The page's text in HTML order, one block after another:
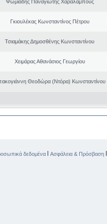
Ψωμιάδης Παναγιώτης Χαραλάμπους
Γκιουλέκας Κωνσταντίνος Πέτρου
Τσιαμάκης Δημοσθένης Κωνσταντίνου
Χειμάρας Αθανάσιος Γεωργίου
Θεοδώρα (Ντόρα) Κωνσταντίνου
δεδομένα | Ασφάλεια & Πρόσβαση